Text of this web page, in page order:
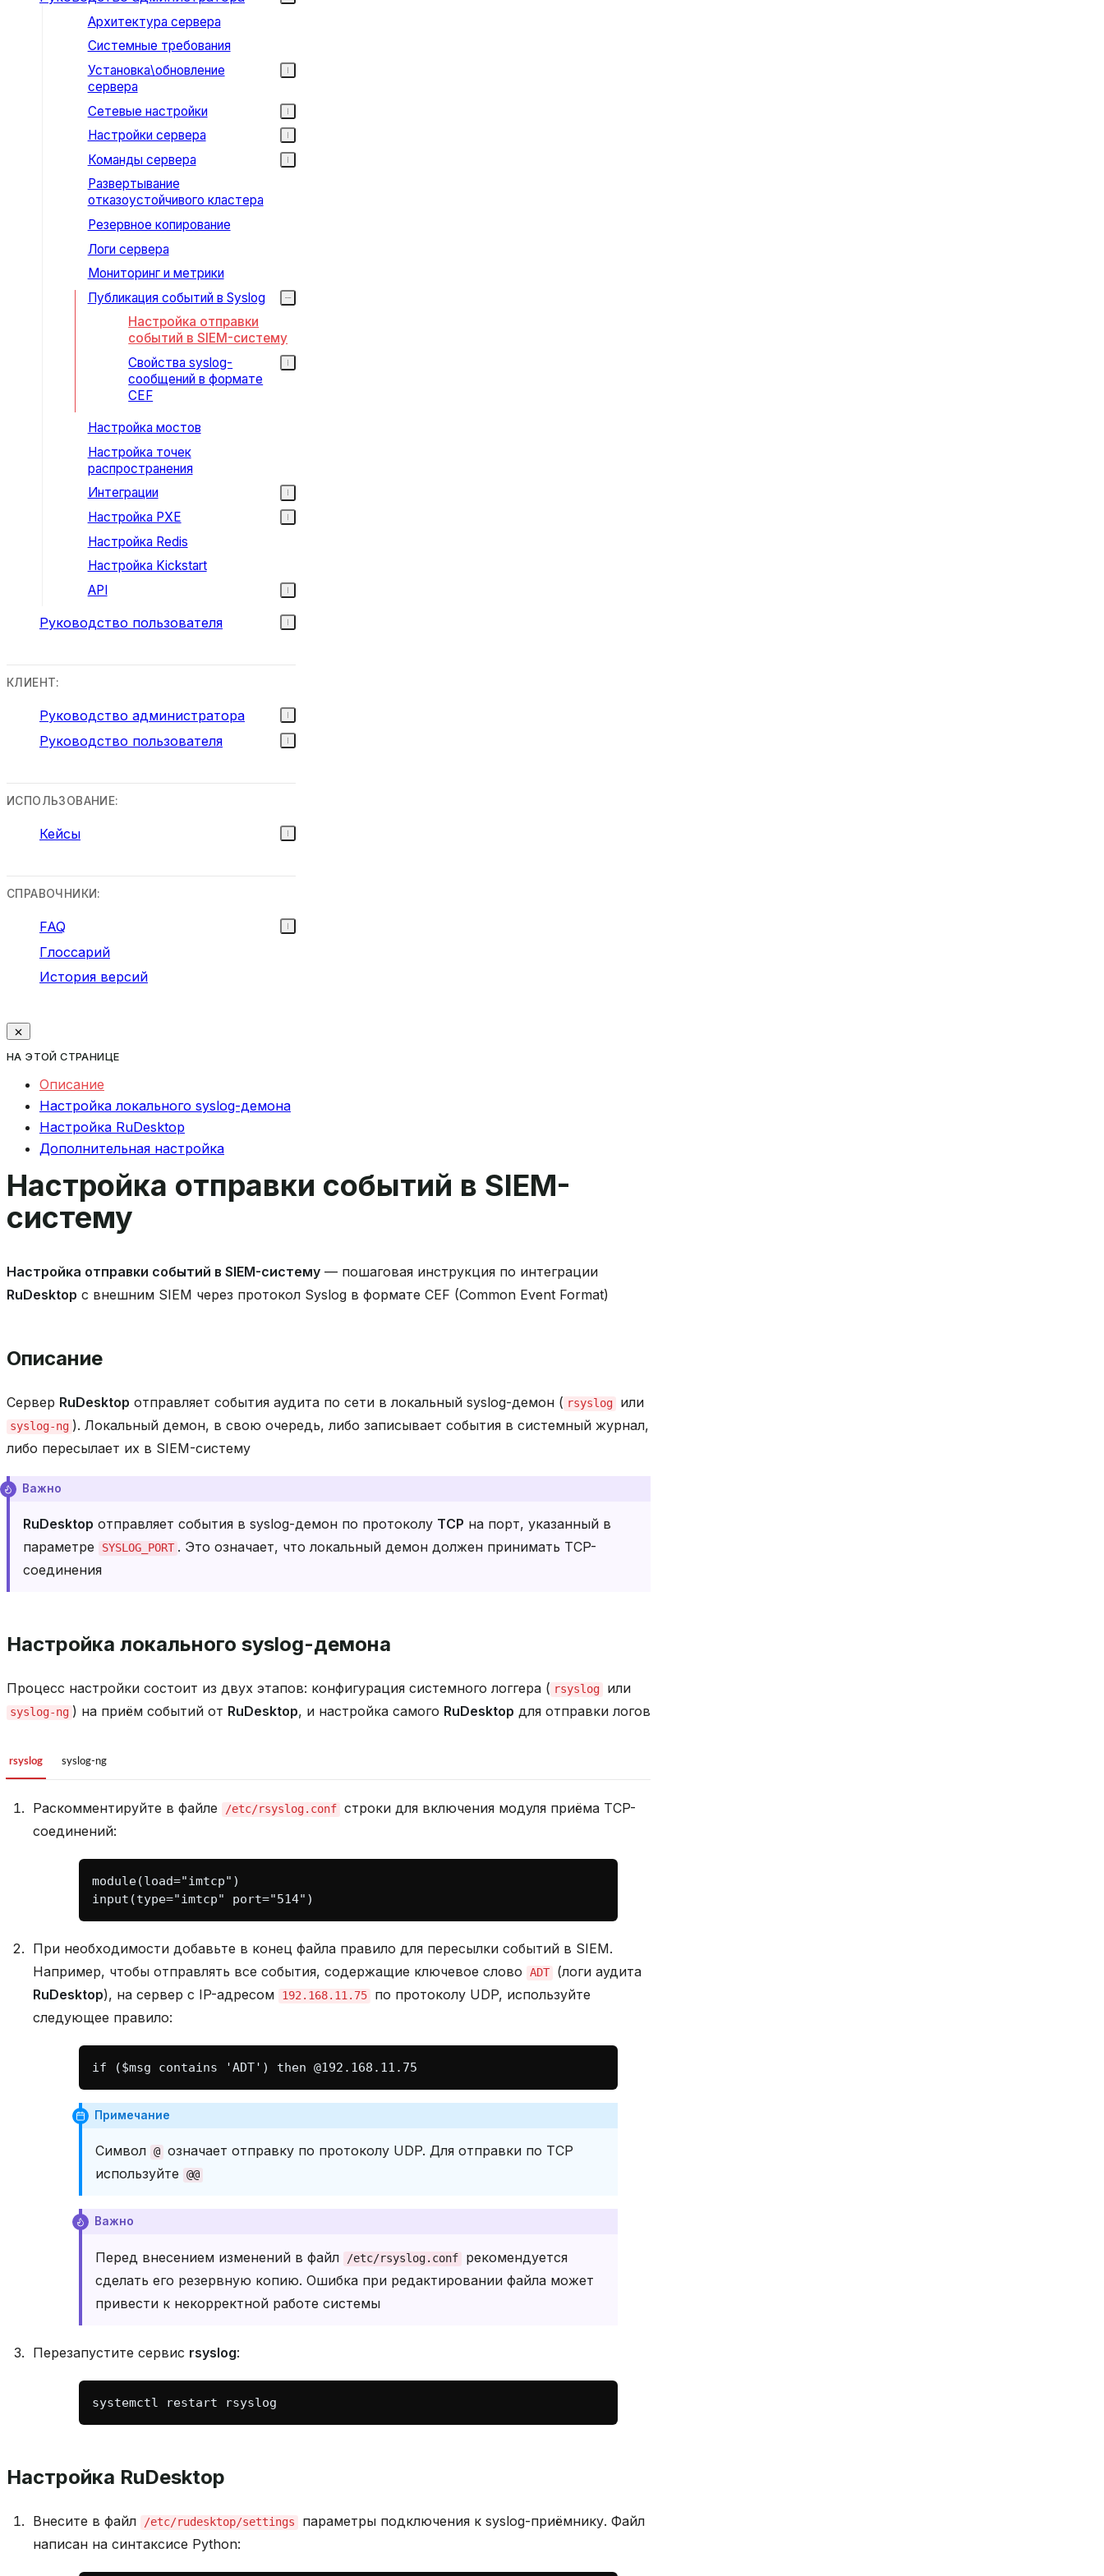
Архитектура сервера
Системные требования
Установка\обновление
сервера
Сетевые настройки
Настройки сервера
Команды сервера
Развертывание
отказоустойчивого кластера
Резервное копирование
Логи сервера
Мониторинг и метрики
Публикация событий в Syslog
Настройка отправки
событий в SIEM-систему
Свойства syslog-
сообщений в формате
CEF
Настройка мостов
Настройка точек
распространения
Интеграции
Настройка PXE
Настройка Redis
Настройка Kickstart
API
Руководство пользователя
КЛИЕНТ:
Руководство администратора
Руководство пользователя
ИСПОЛЬЗОВАНИЕ:
Кейсы
СПРАВОЧНИКИ:
FAQ
Глоссарий
История версий
НА ЭТОЙ СТРАНИЦЕ
Описание
Настройка локального syslog-демона
Настройка RuDesktop
Дополнительная настройка
Настройка отправки событий в SIEM-
систему
Настройка отправки событий в SIEM-систему — пошаговая инструкция по интеграции
RuDesktop с внешним SIEM через протокол Syslog в формате CEF (Common Event Format)
Описание
Сервер RuDesktop отправляет события аудита по сети в локальный syslog-демон ( rsyslog или
syslog-ng ). Локальный демон, в свою очередь, либо записывает события в системный журнал,
либо пересылает их в SIEM-систему
Важно
RuDesktop отправляет события в syslog-демон по протоколу TCP на порт, указанный в
параметре
SYSLOG_PORT . Это означает, что локальный демон должен принимать TCP-
соединения
Настройка локального syslog-демона
Процесс настройки состоит из двух этапов: конфигурация системного логгера ( rsyslog или
syslog-ng ) на приём событий от RuDesktop, и настройка самого RuDesktop для отправки логов
rsyslog syslog-ng
Раскомментируйте в файле /etc/rsyslog.conf строки для включения модуля приёма TCP-
соединений:
При необходимости добавьте в конец файла правило для пересылки событий в SIEM.
Например, чтобы отправлять все события, содержащие ключевое слово
ADT
(логи аудита
RuDesktop), на сервер с IP-адресом 192.168.11.75
по протоколу UDP, используйте
следующее правило:
Примечание
Символ @ означает отправку по протоколу UDP. Для отправки по TCP
используйте
@@
Важно
Перед внесением изменений в файл /etc/rsyslog.conf
рекомендуется
сделать его резервную копию. Ошибка при редактировании файла может
привести к некорректной работе системы
Перезапустите сервис rsyslog:
systemctl restart
Настройка RuDesktop
Внесите в файл /etc/rudesktop/settings
параметры подключения к syslog-приёмнику. Файл
написан на синтаксисе Python: